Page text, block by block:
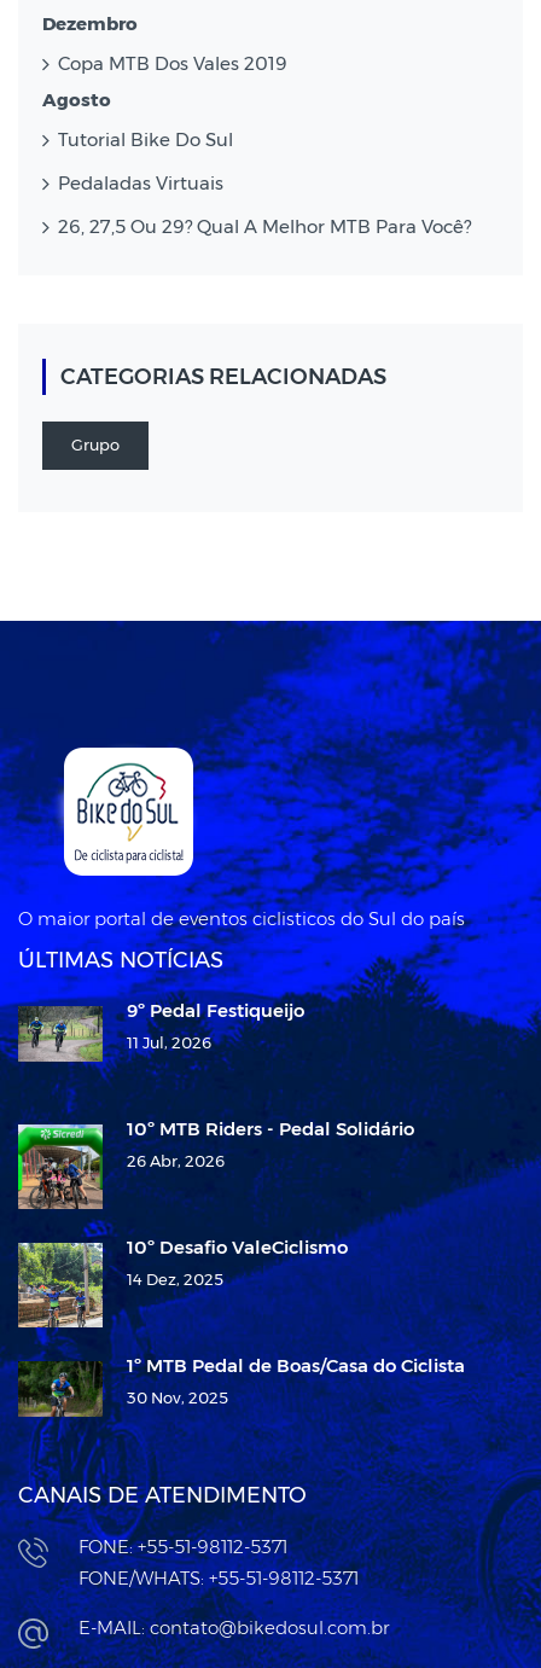
Dezembro
Copa MTB Dos Vales 2019
Agosto
Tutorial Bike Do Sul
Pedaladas Virtuais
26, 27,5 Ou 29? Qual A Melhor MTB Para Você?
CATEGORIAS RELACIONADAS
Grupo
O maior portal de eventos ciclisticos do Sul do país
ÚLTIMAS NOTÍCIAS
9º Pedal Festiqueijo
11 Jul, 2026
10º MTB Riders - Pedal Solidário
26 Abr, 2026
10º Desafio ValeCiclismo
14 Dez, 2025
1º MTB Pedal de Boas/Casa do Ciclista
30 Nov, 2025
CANAIS DE ATENDIMENTO
FONE: +55-51-98112-5371
FONE/WHATS: +55-51-98112-5371
E-MAIL: contato@bikedosul.com.br